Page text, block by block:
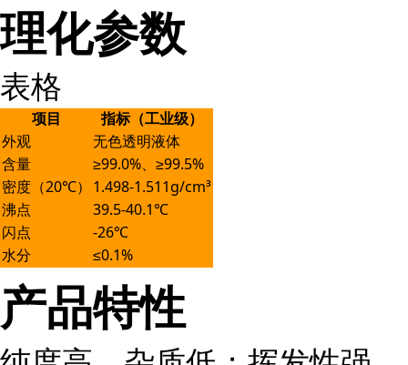
理化参数
表格
项目 指标（工业级）
外观
无色透明液体
含量
≥99.0%、≥99.5%
密度（20℃） 1.498-1.511g/cm³
沸点
39.5-40.1℃
闪点
-26℃
水分
≤0.1%
产品特性